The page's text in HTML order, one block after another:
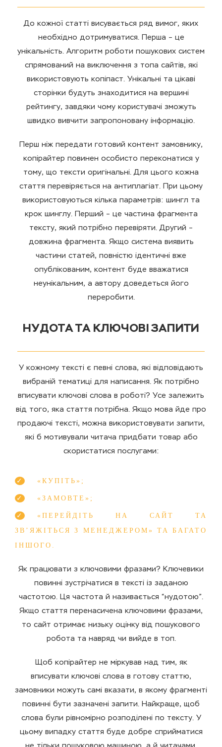
До кожної статті висувається ряд вимог, яких
необхідно дотримуватися. Перша – це
унікальність. Алгоритм роботи пошукових систем
спрямований на виключення з топа сайтів, які
використовують копіпаст. Унікальні та цікаві
сторінки будуть знаходитися на вершині
рейтингу, завдяки чому користувачі зможуть
швидко вивчити запропоновану інформацію.
Перш ніж передати готовий контент замовнику,
копірайтер повинен особисто переконатися у
тому, що тексти оригінальні. Для цього кожна
стаття перевіряється на антиплагіат. При цьому
використовуються кілька параметрів: шингл та
крок шинглу. Перший – це частина фрагмента
тексту, який потрібно перевіряти. Другий –
довжина фрагмента. Якщо система виявить
частини статей, повністю ідентичні вже
опублікованим, контент буде вважатися
неунікальним, а автору доведеться його
переробити.
НУДОТА ТА КЛЮЧОВІ ЗАПИТИ
У кожному тексті є певні слова, які відповідають
вибраній тематиці для написання. Як потрібно
вписувати ключові слова в роботі? Усе залежить
від того, яка стаття потрібна. Якщо мова йде про
продаючі тексті, можна використовувати запити,
які б мотивували читача придбати товар або
скористатися послугами:
«КУПІТЬ»;
«ЗАМОВТЕ»;
«ПЕРЕЙДІТЬ НА САЙТ ТА
ЗВ’ЯЖІТЬСЯ З МЕНЕДЖЕРОМ» ТА БАГАТО
ІНШОГО.
Як працювати з ключовими фразами? Ключевики
повинні зустрічатися в тексті із заданою
частотою. Ця частота й називається “нудотою”.
Якщо стаття перенасичена ключовими фразами,
то сайт отримає низьку оцінку від пошукового
робота та навряд чи вийде в топ.
Щоб копірайтер не міркував над тим, як
вписувати ключові слова в готову статтю,
замовники можуть самі вказати, в якому фрагменті
повинні бути зазначені запити. Найкраще, щоб
слова були рівномірно розподілені по тексту. У
цьому випадку стаття буде добре сприйматися